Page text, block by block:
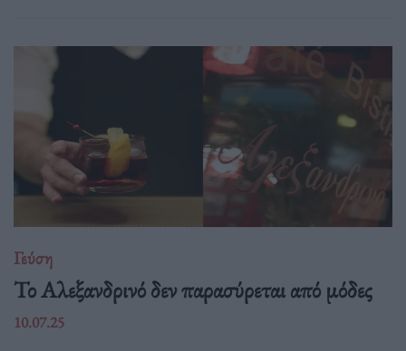
Γεύση
Το Αλεξανδρινό δεν παρασύρεται από μόδες
10.07.25